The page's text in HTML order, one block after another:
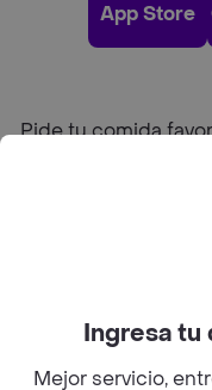
App Store
Pide tu comida
Sobre RappiIngresa tu
Mejor servicio,